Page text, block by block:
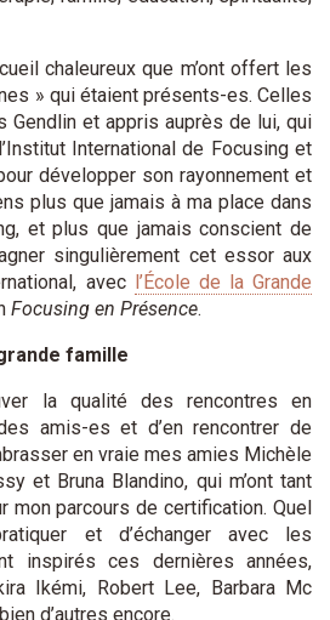
chaleureux que m’ont offert les
» qui étaient présents-es. Celles
Gendlin et appris auprès de lui, qui
International de Focusing et
développer son rayonnement et
plus que jamais à ma place dans
et plus que jamais conscient de
singulièrement cet essor aux
avec l’École de la Grande
Focusing en Présence.
famille
la qualité des rencontres en
amis-es et d’en rencontrer de
en vraie mes amies Michèle
et Bruna Blandino, qui m’ont tant
mon parcours de certification. Quel
et d’échanger avec les
inspirés ces dernières années,
Ikémi, Robert Lee, Barbara Mc
d’autres encore.